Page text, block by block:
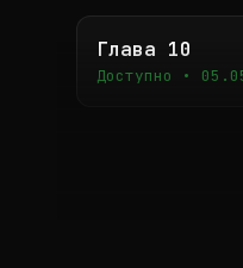
Глава 10
Доступно •